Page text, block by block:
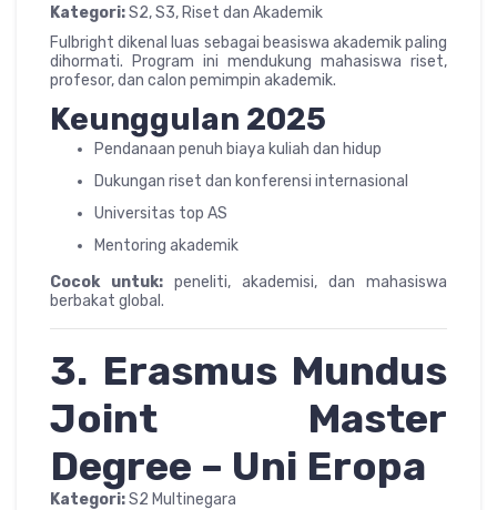
Kategori:S2, S3, Riset dan Akademik
Fulbright dikenal luas sebagai beasiswa akademik paling
dihormati. Program ini mendukung mahasiswa riset,
profesor, dan calon pemimpin akademik.
Keunggulan 2025
Pendanaan penuh biaya kuliah dan hidup
Dukungan riset dan konferensi internasional
Universitas top AS
Mentoring akademik
Cocok untuk: peneliti, akademisi, dan mahasiswa
berbakat global.
3. Erasmus Mundus
Joint Master
Degree – Uni Eropa
Kategori:S2 Multinegara